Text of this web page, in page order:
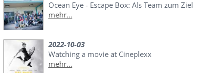
Ocean Eye - Escape Box: Als Team zum Ziel
mehr...
2022-10-03
Watching a movie at Cineplexx
mehr...